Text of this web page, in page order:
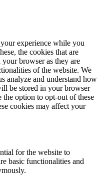
experience while you
the cookies that are
your browser as they are
of the website. We
analyze and understand how
be stored in your browser
option to opt-out of these
cookies may affect your
for the website to
basic functionalities and